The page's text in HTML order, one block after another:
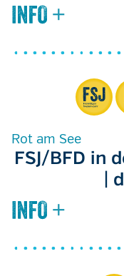
Rot am See
FSJ/BFD in
|